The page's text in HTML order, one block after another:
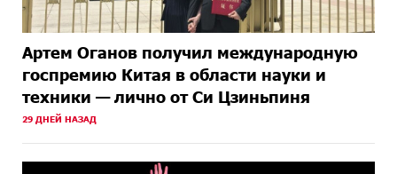
Артем Оганов получил международную
госпремию Китая в области науки и
техники — лично от Си Цзиньпиня
29 ДНЕЙ НАЗАД